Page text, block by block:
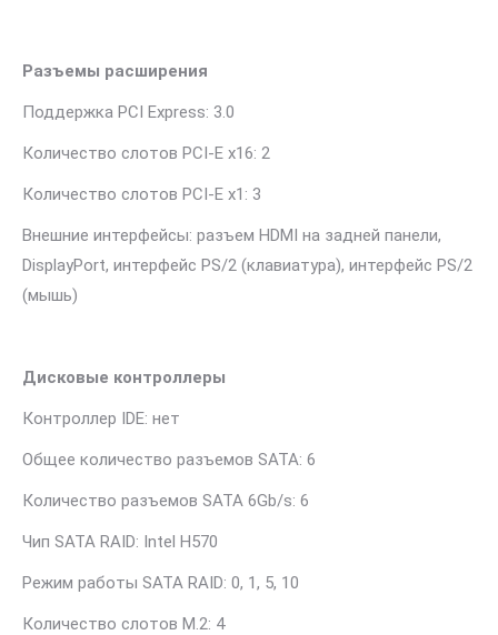
Разъемы расширения
Поддержка PCI Express: 3.0
Количество слотов PCI-E x16: 2
Количество слотов PCI-E x1: 3
Внешние интерфейсы: разъем HDMI на задней панели,
DisplayPort, интерфейс PS/2 (клавиатура), интерфейс PS/2
(мышь)
Дисковые контроллеры
Контроллер IDE: нет
Общее количество разъемов SATA: 6
Количество разъемов SATA 6Gb/s: 6
Чип SATA RAID: Intel H570
Режим работы SATA RAID: 0, 1, 5, 10
Количество слотов M.2: 4